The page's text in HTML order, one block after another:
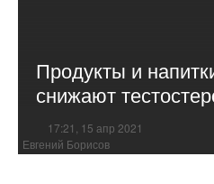
Продукты и
снижают
17:21, 15 апр 2021
Евгений Борисов